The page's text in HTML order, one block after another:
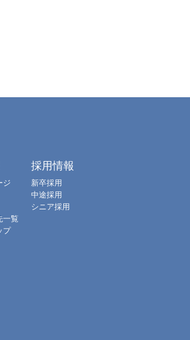
ジ
一覧
プ
採用情報
新卒採用
中途採用
シニア採用